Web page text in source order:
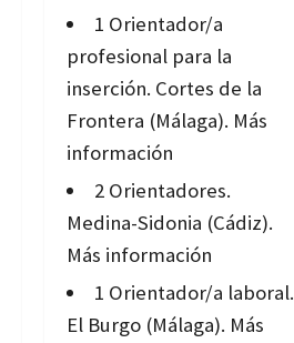
1 Orientador/a
profesional para la
inserción. Cortes de la
Frontera (Málaga). Más
información
2 Orientadores.
Medina-Sidonia (Cádiz).
Más información
1 Orientador/a laboral.
El Burgo (Málaga). Más